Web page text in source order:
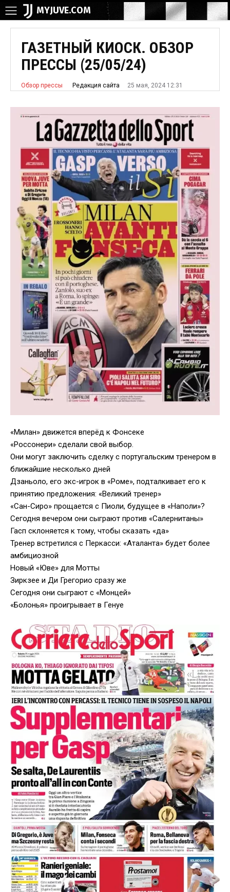
MYJUVE.COM
ГАЗЕТНЫЙ КИОСК. ОБЗОР
ПРЕССЫ (25/05/24)
Обзор прессы Редакция сайта 25 мая, 2024 12:31
«Милан» движется вперёд к Фонсеке
«Россонери» сделали свой выбор.
Они могут заключить сделку с португальским тренером в
ближайшие несколько дней
Дзаньоло, его экс-игрок в «Роме», подталкивает его к
принятию предложения: «Великий тренер»
«Сан-Сиро» прощается с Пиоли, будущее в «Наполи»?
Сегодня вечером они сыграют против «Салернитаны»
Гасп склоняется к тому, чтобы сказать «да»
Тренер встретился с Перкасси: «Аталанта» будет более
амбициозной
Новый «Юве» для Мотты
Зиркзее и Ди Грегорио сразу же
Сегодня они сыграют с «Монцей»
«Болонья» проигрывает в Генуе